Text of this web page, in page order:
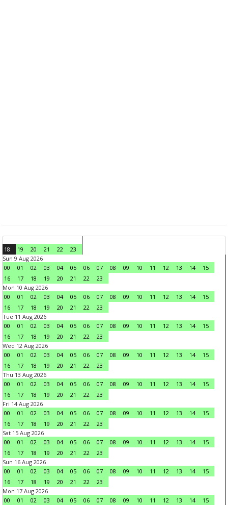
18 19 20 21 22
23
Sun 9 Aug 2026
00
01 02 03 04 05 06 07 08 09 10 11 12 13 14
15
16
17 18 19 20 21 22
23
Mon 10 Aug 2026
00
01 02 03 04 05 06 07 08 09 10 11 12 13 14
15
16
17 18 19 20 21 22
23
Tue 11 Aug 2026
00
01 02 03 04 05 06 07 08 09 10 11 12 13 14
15
16
17 18 19 20 21 22
23
Wed 12 Aug 2026
00
01 02 03 04 05 06 07 08 09 10 11 12 13 14
15
16
17 18 19 20 21 22
23
Thu 13 Aug 2026
00
01 02 03 04 05 06 07 08 09 10 11 12 13 14
15
16
17 18 19 20 21 22
23
Fri 14 Aug 2026
00
01 02 03 04 05 06 07 08 09 10 11 12 13 14
15
16
17 18 19 20 21 22
23
Sat 15 Aug 2026
00
01 02 03 04 05 06 07 08 09 10 11 12 13 14
15
16
17 18 19 20 21 22
23
Sun 16 Aug 2026
00
01 02 03 04 05 06 07 08 09 10 11 12 13 14
15
16
17 18 19 20 21 22
23
Mon 17 Aug 2026
00
01 02 03 04 05 06 07 08 09 10 11 12 13 14 15